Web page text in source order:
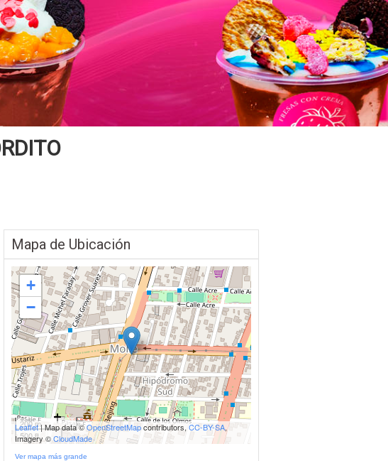
Mapa de Ubicación
+
−
200 m
500 ft
Leaflet| Map data ©OpenStreetMapcontributors,CC-BY-SA,
Imagery ©CloudMade
Ver mapa más grande